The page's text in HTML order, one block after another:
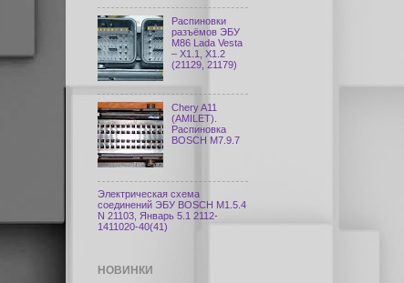
Распиновки
разъёмов ЭБУ
M86 Lada Vesta
– X1.1, X1.2
(21129, 21179)
Chery A11
(AMILET).
Распиновка
BOSCH M7.9.7
Электрическая схема
соединений ЭБУ BOSCH M1.5.4
N 21103, Январь 5.1 2112-
1411020-40(41)
НОВИНКИ